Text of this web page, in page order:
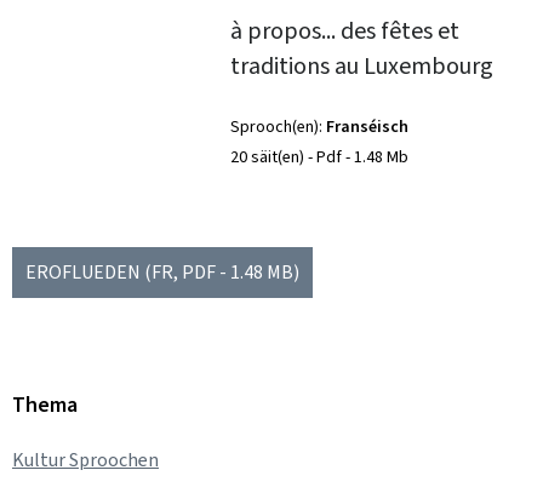
à propos... des fêtes et
traditions au Luxembourg
Sprooch(en) Franséisch
20 säit(en) Pdf 1.48 Mb
EROFLUEDEN (FR, PDF - 1.48 MB)
Thema
Kultur Sproochen